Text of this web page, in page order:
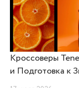
Кроссоверы
и Подготовка к